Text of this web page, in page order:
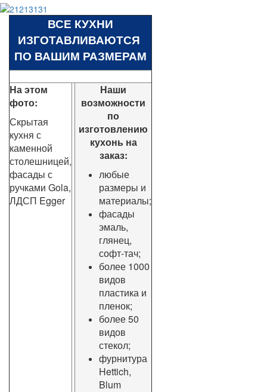
ВСЕ КУХНИ
ИЗГОТАВЛИВАЮТСЯ
ПО ВАШИМ РАЗМЕРАМ
На этом
фото:
Скрытая
кухня с
каменной
столешницей,
фасады с
ручками Gola,
ЛДСП Egger
Наши
возможности
по
изготовлению
кухонь на
заказ:
любые
размеры и
материалы;
фасады
эмаль,
глянец,
софт-тач;
более 1000
видов
пластика и
пленок;
более 50
видов
стекол;
фурнитура
Hettich,
Blum